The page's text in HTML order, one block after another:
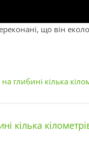
що він
глибині кілька
кілька